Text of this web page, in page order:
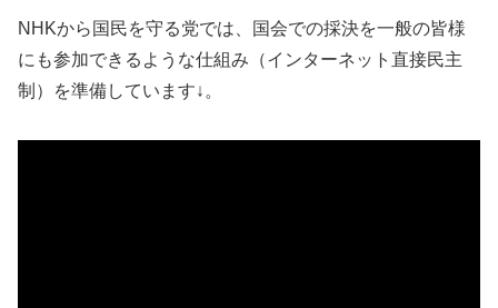
NHKから国民を守る党では、国会での採決を一般の皆様
にも参加できるような仕組み（インターネット直接民主
制）を準備しています↓。